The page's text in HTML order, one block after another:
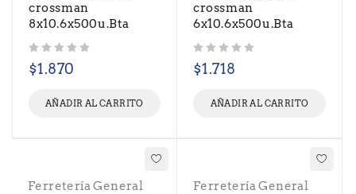
crossman
8x10.6x500u.Bta
$1.870
AÑADIR AL CARRITO
crossman
6x10.6x500u.Bta
$1.718
AÑADIR AL CARRITO
Ferretería General
Ferretería General